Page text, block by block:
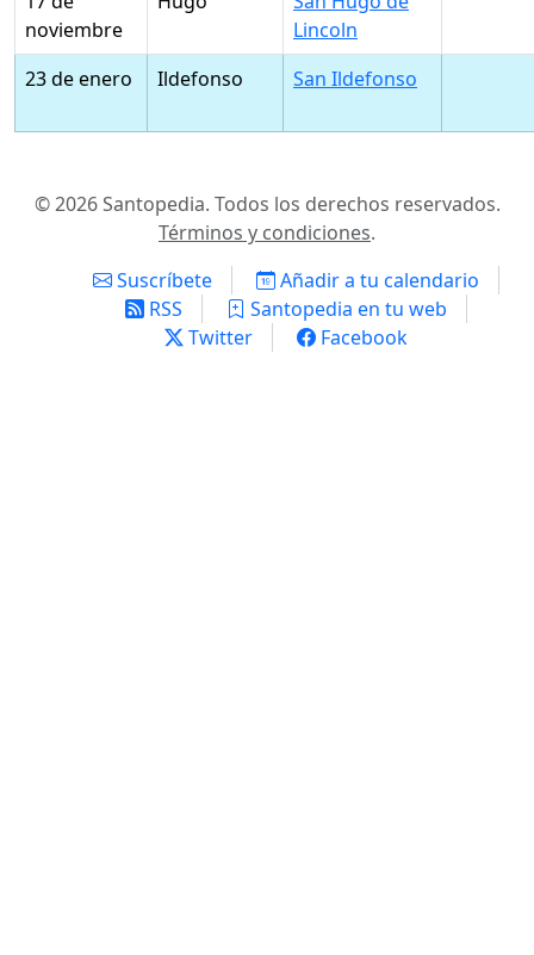
noviembre
Lincoln
23 de enero
Ildefonso San Ildefonso
© 2026 Santopedia. Todos los derechos reservados.
Términos y condiciones.
Suscríbete
Añadir a tu calendario
RSS
Santopedia en tu web
Twitter
Facebook